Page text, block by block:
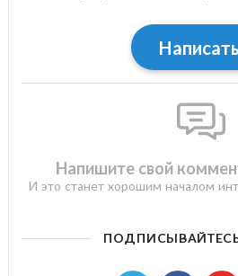
Написать
Напишите свой
И это станет хорошим началом